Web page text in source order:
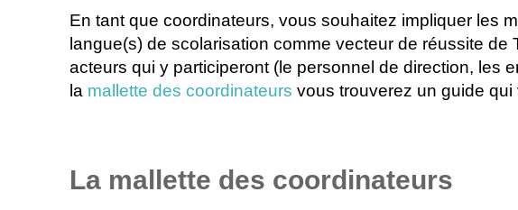
En tant que coordinateurs, vous souhaitez impliquer les
langue(s) de scolarisation comme vecteur de réussite
acteurs qui y participeront (le personnel de direction, les
la mallette des coordinateurs vous trouverez un guide qui
La mallette des coordinateurs